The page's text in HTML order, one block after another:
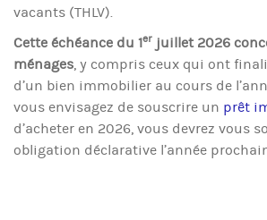
vacants (THLV).
Cette échéance du 1er juillet 2026
ménages, y compris ceux qui ont
d’un bien immobilier au cours de
vous envisagez de souscrire un prêt
d’acheter en 2026, vous devrez vous
obligation déclarative l’année